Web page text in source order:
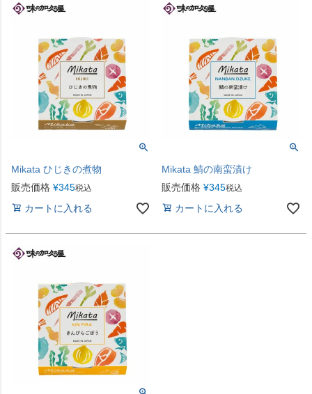
新着順
価格が安い順
価格が高い順
優先度順
レビュー順
キーワードヒット順
検索
Mikata ひじきの煮物
販売価格 ¥345税込
カートに入れる
Mikata 鯖の南蛮漬け
販売価格 ¥345税込
カートに入れる